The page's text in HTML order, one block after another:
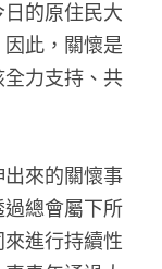
的原住民大
此，關懷是
力支持、共
來的關懷事
總會屬下所
進行持續性